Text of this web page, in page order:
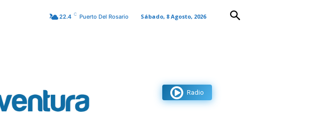
22.4 C Puerto Del Rosario Sábado, 8 Agosto, 2026
Radio